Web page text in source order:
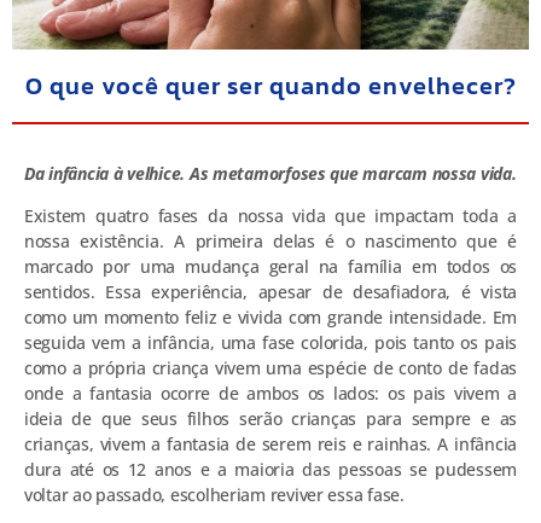
O que você quer ser quando envelhecer?
Da infância à velhice. As metamorfoses que marcam nossa vida.
Existem quatro fases da nossa vida que impactam toda a
nossa existência. A primeira delas é o nascimento que é
marcado por uma mudança geral na família em todos os
sentidos. Essa experiência, apesar de desafiadora, é vista
como um momento feliz e vivida com grande intensidade. Em
seguida vem a infância, uma fase colorida, pois tanto os pais
como a própria criança vivem uma espécie de conto de fadas
onde a fantasia ocorre de ambos os lados: os pais vivem a
ideia de que seus filhos serão crianças para sempre e as
crianças, vivem a fantasia de serem reis e rainhas. A infância
dura até os 12 anos e a maioria das pessoas se pudessem
voltar ao passado, escolheriam reviver essa fase.